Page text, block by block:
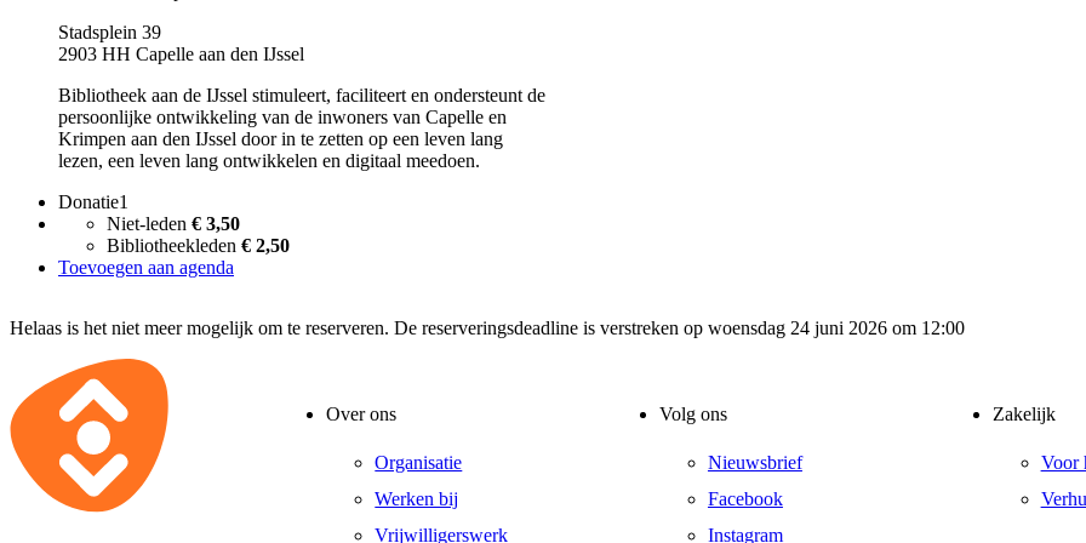
Stadsplein 39
2903 HH Capelle aan den IJssel
Bibliotheek aan de IJssel stimuleert, faciliteert en ondersteunt de
persoonlijke ontwikkeling van de inwoners van Capelle en
Krimpen aan den IJssel door in te zetten op een leven lang
lezen, een leven lang ontwikkelen en digitaal meedoen.
Donatie1
Niet-leden € 3,50
Bibliotheekleden € 2,50
Toevoegen aan agenda
Helaas is het niet meer mogelijk om te reserveren. De reserveringsdeadline is verstreken op woensdag 24 juni 2026 om 12:00
Over ons
Organisatie
Werken bij
Vrijwilligerswerk
Volg ons
Nieuwsbrief
Facebook
Instagram
Zakelijk
Voor